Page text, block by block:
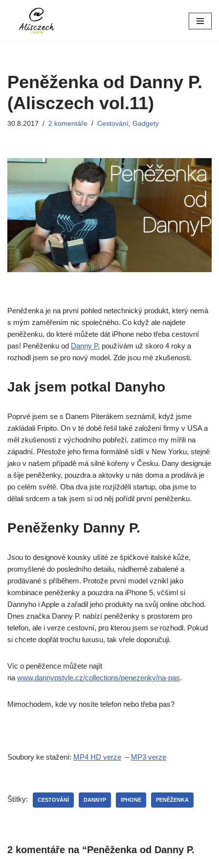
Přeskočit
Peněženka od Danny P.
(Alisczech vol.11)
30.8.2017 2 komentáře Cestování Gadgety
Peněženka je na první pohled netechnický produkt, který nemá
s mým zaměřením nic společného. Co když ale najdete
peněženku, do které můžete dát iPhone nebo třeba cestovní
pas! Peněženku od Danny P. používám už skoro 4 roky a
rozhodl jsem se pro nový model. Zde jsou mé zkušenosti.
Jak jsem potkal Danyho
Poprvé jsem se s Danem Piterákem seznámil, když jsme
zakládali Fripito. On v té době řešil také založení firmy v USA a
měl zkušenosti z východního pobřeží, zatímco my mířili na
západní. Přestože jeho firma formálně sídlí v New Yorku, stejně
jako v našem případě má silné kořeny v Česku. Dany designuje
a šije peněženky, pouzdra a aktovky u nás doma a prodává je
po celém světě. Oba dva jste rozjížděli startup, oba jsme to
dělali srdcem a tak jsem si od něj pořídil první peněženku.
Peněženky Danny P.
Jsou to designové kousky ušité ze špičkové italské kůže,
promyšlené do posledního detailu, nádherně zabalené a
prodávané s příběhem. Protože první model vznikl jako
kombinace peněženky a pouzdra na iPhone 5, včšiml si
Dannyho i Apple a zařadil jeho produkty na svůj online obchod.
Dnes značka Danny P. nabízí peněženky s prostorem pro
telefon, ale i verze cestovní, pro kterou jsem se rozhodl. Pokud
si chcete dopřát trochu luxusu, tak vřele doporučuji.
Víc o peněžence můžete najít
na www.dannypstyle.cz/collections/penezenky/na-pas.
Mimochodem, kde vy nosíte telefon nebo třeba pas?
Soubory ke stažení: MP4 HD verze – MP3 verze
Štítky: CESTOVÁNÍ DANNYP IPHONE PENĚŽENKA
2 komentáře na “Peněženka od Danny P.